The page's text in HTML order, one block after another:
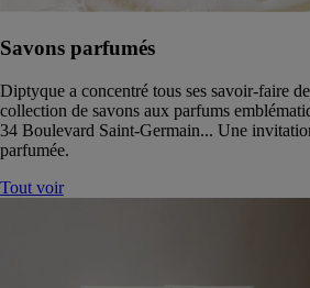
Savons parfumés
Diptyque a concentré tous ses savoir-faire
collection de savons aux parfums
34 Boulevard Saint-Germain... Une
parfumée.
Tout voir